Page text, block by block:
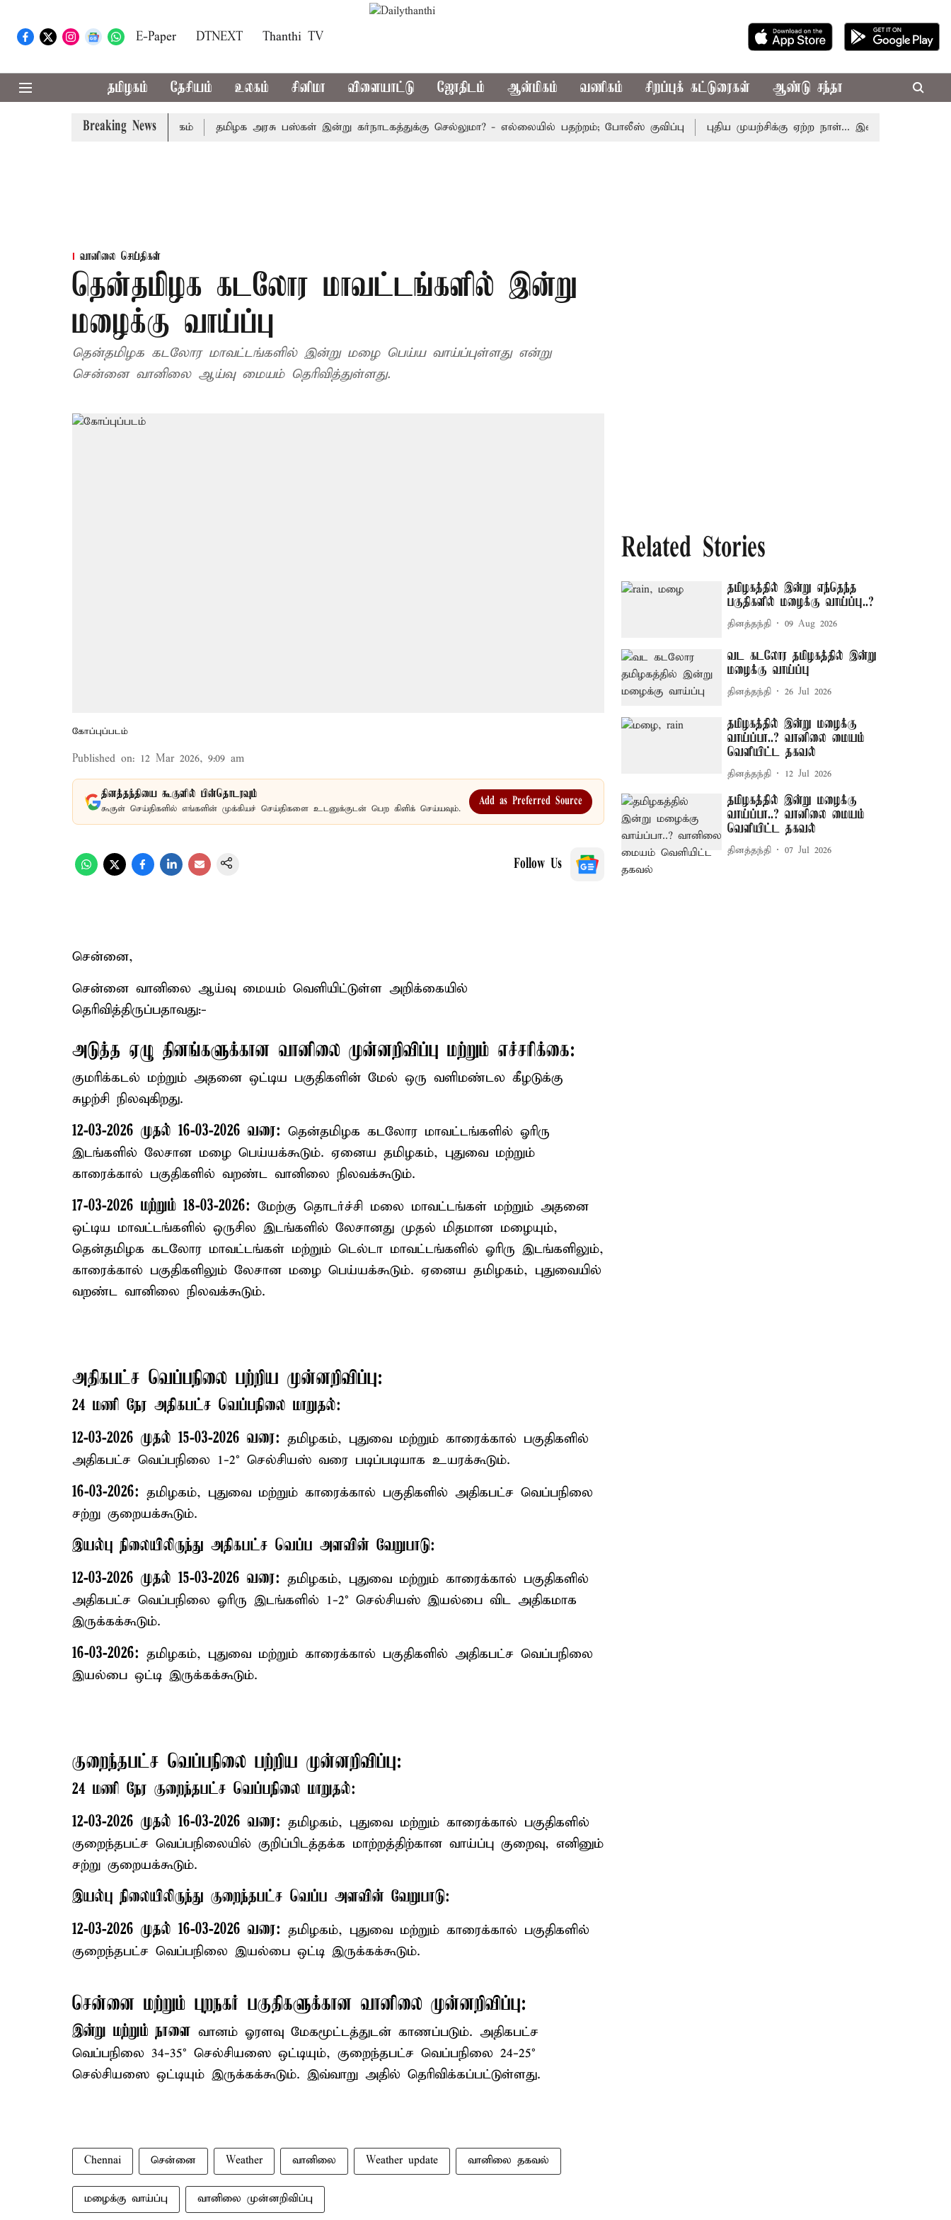
E-Paper DTNEXT Thanthi TV
தமிழகம் தேசியம் உலகம் சினிமா விளையாட்டு ஜோதிடம் ஆன்மிகம் வணிகம் சிறப்புக் கட்டுரைகள் ஆண்டு சந்தா
Breaking News
- விஞ்ஞானிகள் விளக்கம் தமிழக அரசு பஸ்கள் இன்று கர்நாடகத்துக்கு செல்லுமா? - எல்லையில் பதற்றம்; போலீஸ் குவிப்பு புதிய முயற்சிக்கு ஏற்ற நாள்... இன்றைய ராசிபலன்
வானிலை செய்திகள்
தென்தமிழக கடலோர மாவட்டங்களில் இன்று
மழைக்கு வாய்ப்பு
தென்தமிழக கடலோர மாவட்டங்களில் இன்று மழை பெய்ய வாய்ப்புள்ளது என்று
சென்னை வானிலை ஆய்வு மையம் தெரிவித்துள்ளது.
கோப்புப்படம்
Published on: 12 Mar 2026, 9:09 am
தினத்தந்தியை கூகுளில் பின்தொடரவும்
கூகுள் செய்திகளில் எங்களின் முக்கியச் செய்திகளை உடனுக்குடன் பெற கிளிக் செய்யவும்.
Add as Preferred Source
Follow Us
சென்னை,
சென்னை வானிலை ஆய்வு மையம் வெளியிட்டுள்ள அறிக்கையில்
தெரிவித்திருப்பதாவது:-
அடுத்த ஏழு தினங்களுக்கான வானிலை முன்னறிவிப்பு மற்றும் எச்சரிக்கை:
குமரிக்கடல் மற்றும் அதனை ஒட்டிய பகுதிகளின் மேல் ஒரு வளிமண்டல கீழடுக்கு
சுழற்சி நிலவுகிறது.
12-03-2026 முதல் 16-03-2026 வரை: தென்தமிழக கடலோர மாவட்டங்களில் ஓரிரு
இடங்களில் லேசான மழை பெய்யக்கூடும். ஏனைய தமிழகம், புதுவை மற்றும்
காரைக்கால் பகுதிகளில் வறண்ட வானிலை நிலவக்கூடும்.
17-03-2026 மற்றும் 18-03-2026: மேற்கு தொடர்ச்சி மலை மாவட்டங்கள் மற்றும் அதனை
ஒட்டிய மாவட்டங்களில் ஒருசில இடங்களில் லேசானது முதல் மிதமான மழையும்,
தென்தமிழக கடலோர மாவட்டங்கள் மற்றும் டெல்டா மாவட்டங்களில் ஓரிரு இடங்களிலும்,
காரைக்கால் பகுதிகளிலும் லேசான மழை பெய்யக்கூடும். ஏனைய தமிழகம், புதுவையில்
வறண்ட வானிலை நிலவக்கூடும்.
அதிகபட்ச வெப்பநிலை பற்றிய முன்னறிவிப்பு:
24 மணி நேர அதிகபட்ச வெப்பநிலை மாறுதல்:
12-03-2026 முதல் 15-03-2026 வரை: தமிழகம், புதுவை மற்றும் காரைக்கால் பகுதிகளில்
அதிகபட்ச வெப்பநிலை 1-2° செல்சியஸ் வரை படிப்படியாக உயரக்கூடும்.
16-03-2026: தமிழகம், புதுவை மற்றும் காரைக்கால் பகுதிகளில் அதிகபட்ச வெப்பநிலை
சற்று குறையக்கூடும்.
இயல்பு நிலையிலிருந்து அதிகபட்ச வெப்ப அளவின் வேறுபாடு:
12-03-2026 முதல் 15-03-2026 வரை: தமிழகம், புதுவை மற்றும் காரைக்கால் பகுதிகளில்
அதிகபட்ச வெப்பநிலை ஓரிரு இடங்களில் 1-2° செல்சியஸ் இயல்பை விட அதிகமாக
இருக்கக்கூடும்.
16-03-2026: தமிழகம், புதுவை மற்றும் காரைக்கால் பகுதிகளில் அதிகபட்ச வெப்பநிலை
இயல்பை ஒட்டி இருக்கக்கூடும்.
குறைந்தபட்ச வெப்பநிலை பற்றிய முன்னறிவிப்பு:
24 மணி நேர குறைந்தபட்ச வெப்பநிலை மாறுதல்:
12-03-2026 முதல் 16-03-2026 வரை: தமிழகம், புதுவை மற்றும் காரைக்கால் பகுதிகளில்
குறைந்தபட்ச வெப்பநிலையில் குறிப்பிடத்தக்க மாற்றத்திற்கான வாய்ப்பு குறைவு, எனினும்
சற்று குறையக்கூடும்.
இயல்பு நிலையிலிருந்து குறைந்தபட்ச வெப்ப அளவின் வேறுபாடு:
12-03-2026 முதல் 16-03-2026 வரை: தமிழகம், புதுவை மற்றும் காரைக்கால் பகுதிகளில்
குறைந்தபட்ச வெப்பநிலை இயல்பை ஒட்டி இருக்கக்கூடும்.
சென்னை மற்றும் புறநகர் பகுதிகளுக்கான வானிலை முன்னறிவிப்பு:
இன்று மற்றும் நாளை வானம் ஓரளவு மேகமூட்டத்துடன் காணப்படும். அதிகபட்ச
வெப்பநிலை 34-35° செல்சியஸை ஒட்டியும், குறைந்தபட்ச வெப்பநிலை 24-25°
செல்சியஸை ஒட்டியும் இருக்கக்கூடும். இவ்வாறு அதில் தெரிவிக்கப்பட்டுள்ளது.
Chennai சென்னை Weather வானிலை Weather update வானிலை தகவல்
மழைக்கு வாய்ப்பு வானிலை முன்னறிவிப்பு
Related Stories
தமிழகத்தில் இன்று எந்தெந்த
பகுதிகளில் மழைக்கு வாய்ப்பு..?
தினத்தந்தி 09 Aug 2026
வட கடலோர தமிழகத்தில் இன்று
மழைக்கு வாய்ப்பு
தினத்தந்தி 26 Jul 2026
தமிழகத்தில் இன்று மழைக்கு
வாய்ப்பா..? வானிலை மையம்
வெளியிட்ட தகவல்
தினத்தந்தி 12 Jul 2026
தமிழகத்தில் இன்று மழைக்கு
வாய்ப்பா..? வானிலை மையம்
வெளியிட்ட தகவல்
தினத்தந்தி 07 Jul 2026